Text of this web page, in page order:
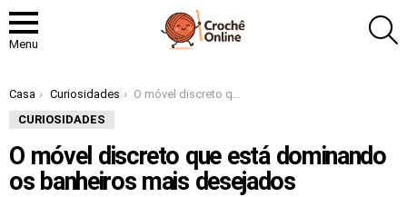
Menu
Você está aqui:
Casa Curiosidades
O móvel discreto que está dominando os banheiros mais desejados
CURIOSIDADES
O móvel discreto que está dominando
os banheiros mais desejados